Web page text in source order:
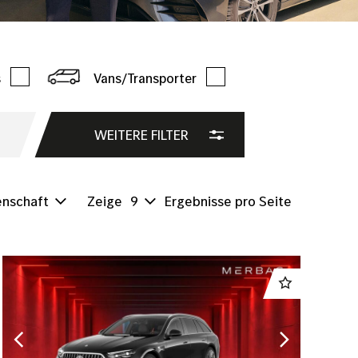
Vans/Transporter
WEITERE FILTER
Zeige 9 Ergebnisse pro Seite